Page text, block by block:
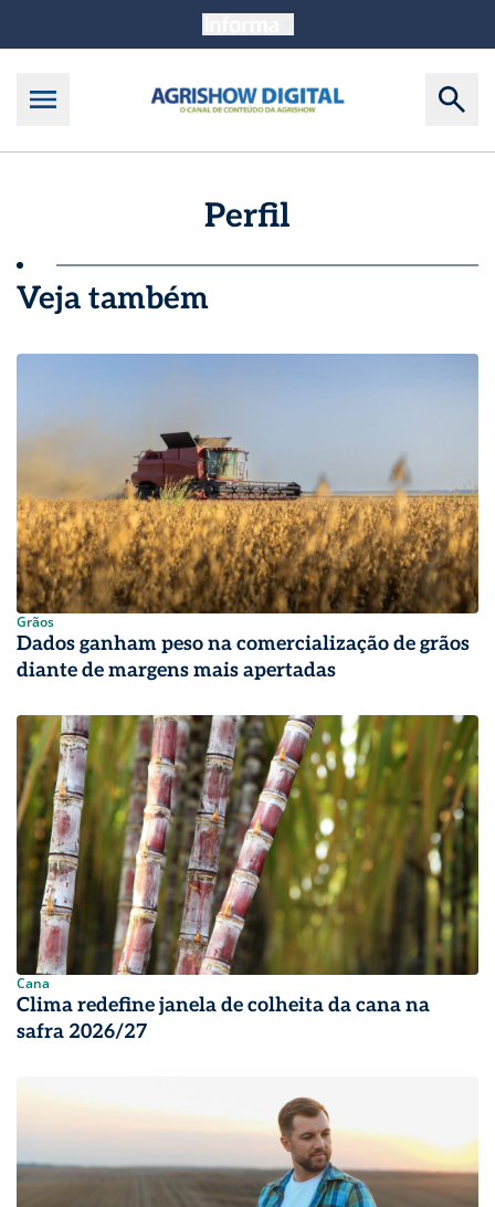
Perfil
Veja também
Grãos
Dados ganham peso na comercialização de grãos
diante de margens mais apertadas
Cana
Clima redefine janela de colheita da cana na
safra 2026/27